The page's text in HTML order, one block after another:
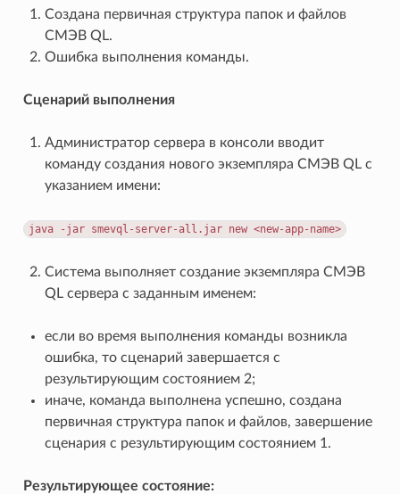
Создана первичная структура папок и файлов
СМЭВ QL.
Ошибка выполнения команды.
Сценарий выполнения
Администратор сервера в консоли вводит
команду создания нового экземпляра СМЭВ QL с
указанием имени:
java -jar smevql-server-all.jar new <new-app-name>
Система выполняет создание экземпляра СМЭВ
QL сервера с заданным именем:
если во время выполнения команды возникла
ошибка, то сценарий завершается с
результирующим состоянием 2;
иначе, команда выполнена успешно, создана
первичная структура папок и файлов, завершение
сценария с результирующим состоянием 1.
Результирующее состояние: